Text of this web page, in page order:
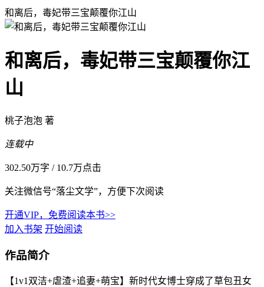
和离后，毒妃带三宝颠覆你江山
和离后，毒妃带三宝颠覆你江
山
桃子泡泡 著
连载中
302.50万字 / 10.7万点击
关注微信号“落尘文学”，方便下次阅读
开通VIP，免费阅读本书>>
加入书架 开始阅读
作品简介
【1v1双洁+虐渣+追妻+萌宝】新时代女博士穿成了草包丑女